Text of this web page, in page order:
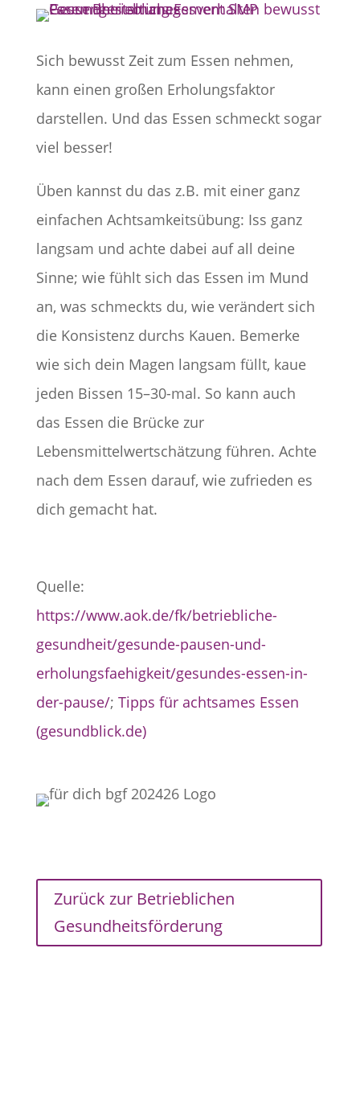
Sich bewusst Zeit zum Essen nehmen,
kann einen großen Erholungsfaktor
darstellen. Und das Essen schmeckt sogar
viel besser!
Üben kannst du das z.B. mit einer ganz
einfachen Achtsamkeitsübung: Iss ganz
langsam und achte dabei auf all deine
Sinne; wie fühlt sich das Essen im Mund
an, was schmeckts du, wie verändert sich
die Konsistenz durchs Kauen. Bemerke
wie sich dein Magen langsam füllt, kaue
jeden Bissen 15–30-mal. So kann auch
das Essen die Brücke zur
Lebensmittelwertschätzung führen. Achte
nach dem Essen darauf, wie zufrieden es
dich gemacht hat.
Quelle:
https://www.aok.de/fk/betriebliche-
gesundheit/gesunde-pausen-und-
erholungsfaehigkeit/gesundes-essen-in-
der-pause/; Tipps für achtsames Essen
(gesundblick.de)
Zurück zur Betrieblichen
Gesundheitsförderung